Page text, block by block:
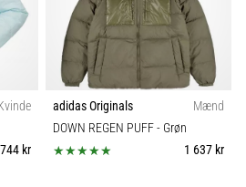
744 kr
adidas Originals
Mænd
DOWN REGEN PUFF- Grøn
1 637 kr